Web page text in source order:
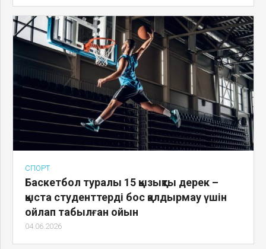
СПОРТ
Баскетбол туралы 15 қызықты дерек –
қыста студенттерді бос қалдырмау үшін
ойлап табылған ойын
04.06.2026